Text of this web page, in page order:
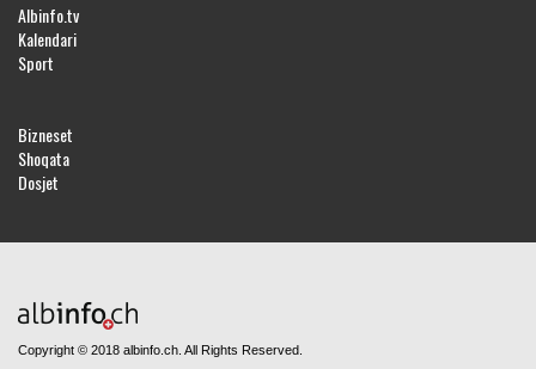
Albinfo.tv
Kalendari
Sport
Bizneset
Shoqata
Dosjet
Copyright © 2018 albinfo.ch. All Rights Reserved.